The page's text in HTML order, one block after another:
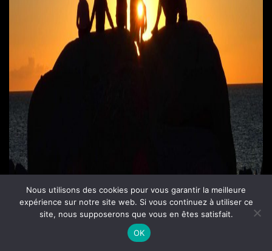
Nous utilisons des cookies pour vous garantir la meilleure
expérience sur notre site web. Si vous continuez à utiliser ce
site, nous supposerons que vous en êtes satisfait.
OK